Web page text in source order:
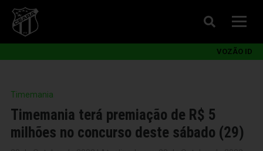
VOZÃO ID
Timemania
Timemania terá premiação de R$ 5
milhões no concurso deste sábado (29)